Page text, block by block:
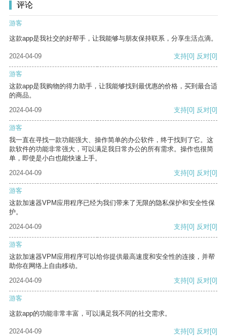
评论
游客
这款app是我社交的好帮手，让我能够与朋友保持联系，分享生活点滴。
2024-04-09 支持[0] 反对[0]
游客
这款app是我购物的得力助手，让我能够找到最优惠的价格，买到最合适
的商品。
2024-04-09
支持[0] 反对[0]
游客
我一直在寻找一款功能强大、操作简单的办公软件，终于找到了它。这
款软件的功能非常强大，可以满足我日常办公的所有需求。操作也很简
单，即使是小白也能快速上手。
2024-04-09
支持[0] 反对[0]
游客
这款加速器VPM应用程序已经为我们带来了无限的隐私保护和安全性保
护。
2024-04-09
支持[0] 反对[0]
游客
这款加速器VPM应用程序可以给你提供最高速度和安全性的连接，并帮
助你在网络上自由移动。
2024-04-09
支持[0] 反对[0]
游客
这款app的功能非常丰富，可以满足我不同的社交需求。
2024-04-09 支持[0] 反对[0]